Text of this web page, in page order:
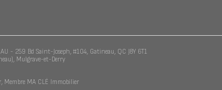
- 259 Bd Saint-Joseph, #104, Gatineau, QC J8Y 6T1
Mulgrave-et-Derry
, Membre MA CLÉ Immobilier